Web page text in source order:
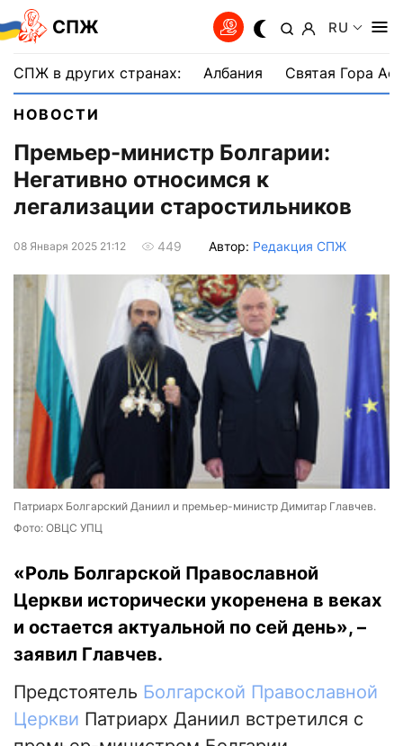
СПЖ RU
СПЖ в других странах: Албания Святая Гора
НОВОСТИ
Премьер-министр Болгарии:
Негативно относимся к
легализации старостильников
08 Января 2025 21:12 449 Автор: Редакция СПЖ
Патриарх Болгарский Даниил и премьер-министр Димитар Главчев.
Фото: ОВЦС УПЦ
«Роль Болгарской Православной
Церкви исторически укоренена в веках
и остается актуальной по сей день», –
заявил Главчев.
Предстоятель Болгарской Православной
Церкви Патриарх Даниил встретился с